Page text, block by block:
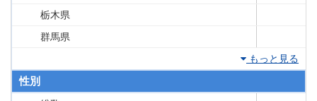
栃木県
群馬県
もっと見る
性別